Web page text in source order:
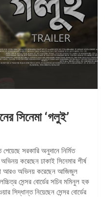
সিনেমা ‘গলুই’
সরকারি অনুদানে নির্মিত
করেছেন ঢাকাই সিনেমার শীর্ষ
আরও অভিনয় করেছেন আজিজুল
সেন্সর বোর্ডের সচিব মমিনুল হক
সিদ্ধান্ত নিয়েছেন সেন্সর বোর্ডের